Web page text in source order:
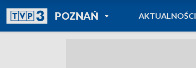
POZNAŃPOWRÓT DO
TVP REGIONY
AKTUALNOŚCI